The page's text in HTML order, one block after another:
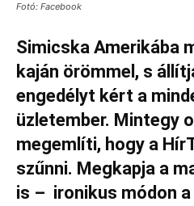
Fotó: Facebook
Simicska Amerikába
kaján örömmel, s
engedélyt kért a
üzletember. Mintegy
megemlíti, hogy a
szűnni. Megkapja a
is – ironikus módon